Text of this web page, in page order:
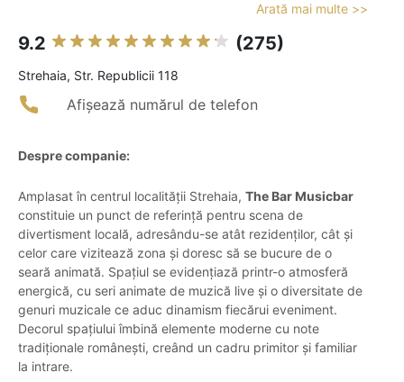
Arată mai multe >>
9.2 (275)
Strehaia, Str. Republicii 118
Afișează numărul de telefon
Despre companie:
Amplasat în centrul localității Strehaia, The Bar Musicbar
constituie un punct de referință pentru scena de
divertisment locală, adresându-se atât rezidenților, cât și
celor care vizitează zona și doresc să se bucure de o
seară animată. Spațiul se evidențiază printr-o atmosferă
energică, cu seri animate de muzică live și o diversitate de
genuri muzicale ce aduc dinamism fiecărui eveniment.
Decorul spațiului îmbină elemente moderne cu note
tradiționale românești, creând un cadru primitor și familiar
la intrare.